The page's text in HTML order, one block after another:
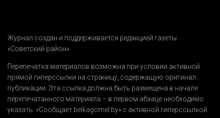
Журнал создан и поддерживается редакцией газеты
«Советский район».
Перепечатка материалов возможна при условии активной
прямой гиперссылки на страницу, содержащую оригинал
публикации. Эта ссылка должна быть размещена в начале
перепечатанного материала – в первом абзаце необходимо
указать: «Сообщает belkagomel.by» с активной гиперссылкой